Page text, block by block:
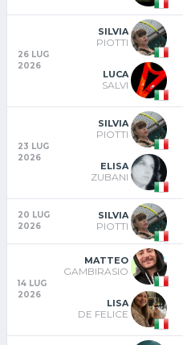
26 LUG
2026
SILVIA
PIOTTI
LUCA
SALVI
23 LUG
2026
SILVIA
PIOTTI
ELISA
ZUBANI
20 LUG
2026
SILVIA
PIOTTI
14 LUG
2026
MATTEO
GAMBIRASIO
LISA
DE FELICE